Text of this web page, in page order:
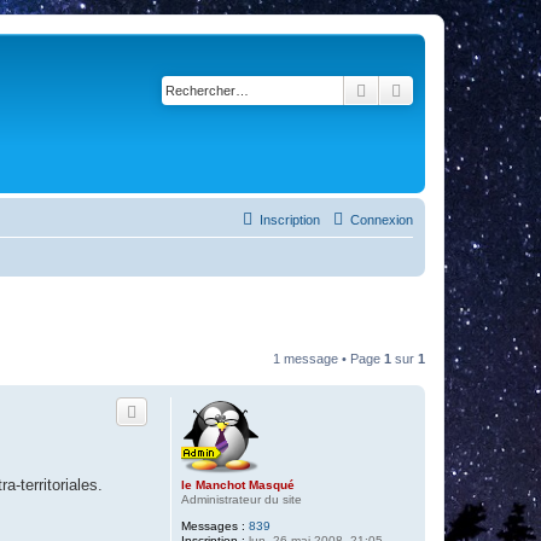
RechercherRecherche
Connexion
Inscription
1 message • Page 1 sur 1
le Manchot Masqué
Administrateur du site
Messages : 839
territoriales.